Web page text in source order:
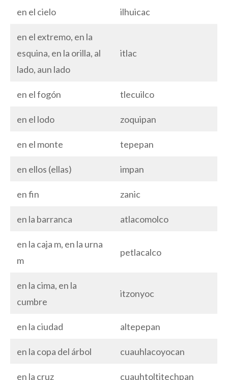
en el cielo ilhuicac
en el extremo, en la
esquina, en la orilla, al
lado, aun lado
itlac
en el fogón tlecuilco
en el lodo zoquipan
en el monte tepepan
en ellos (ellas) impan
en fin zanic
en la barranca atlacomolco
en la caja m, en la urna
m
petlacalco
en la cima, en la
cumbre
itzonyoc
en la ciudad altepepan
en la copa del árbol cuauhlacoyocan
en la cruz cuauhtoltitechpan